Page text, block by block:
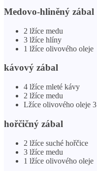
Medovo-hliněný zábal
2 lžíce medu
3 lžíce hlíny
1 lžíce olivového oleje
kávový zábal
4 lžíce mleté ​​kávy
2 lžíce medu
Lžíce olivového oleje 3
hořčičný zábal
2 lžíce suché hořčice
3 lžíce medu
1 lžíce olivového oleje